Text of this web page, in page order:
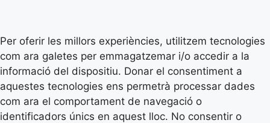
Per oferir les millors experiències, utilitzem tecnologies
com ara galetes per emmagatzemar i/o accedir a la
informació del dispositiu. Donar el consentiment a
aquestes tecnologies ens permetrà processar dades
com ara el comportament de navegació o
identificadors únics en aquest lloc. No consentir o